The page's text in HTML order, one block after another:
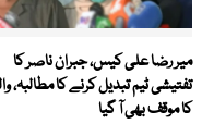
میر رضا علی کیس، جبران ناصر کا
تفتیشی ٹیم تبدیل کرنے کا مطالبہ،
کا موقف بھی آ گیا